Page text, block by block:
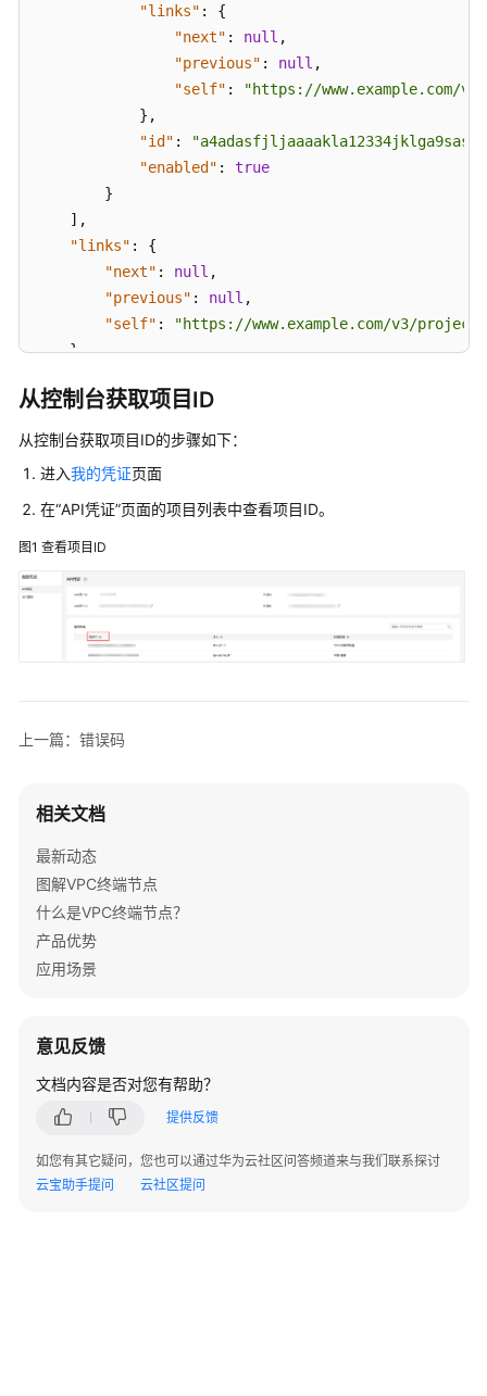
读
何
调
用
API
应
用
示
例
授
附
状
态
码
误
获
项
目
"links" :
{
"next" : null ,
"previous" : null ,
"self" :
"https://www.example.com/
} ,
"id" :
"enabled" :
true
}
] ,
"links" :
{
"next" : null ,
"previous" : null ,
"self" :
"https://www.example.com/v3/
}
从控制台获取项目ID
从控制台获取项目ID的步骤如下：
进入我的凭证页面
在“API凭证”页面的项目列表中查看项目ID。
图1 查看项目ID
上一篇：错误码
相关文档
最新动态
图解VPC终端节点
什么是VPC终端节点？
产品优势
应用场景
意见反馈
文档内容是否对您有帮助？
提供反馈
如您有其它疑问，您也可以通过华为云社区问答频道来与我们联系探讨
云宝助手提问
云社区提问